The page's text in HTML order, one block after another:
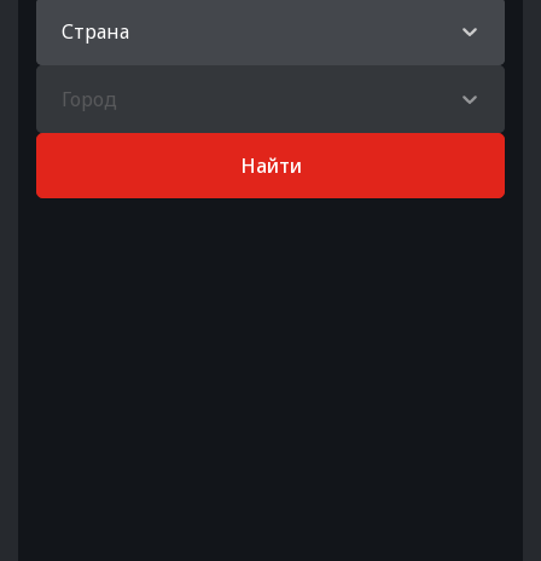
Страна
Город
Найти